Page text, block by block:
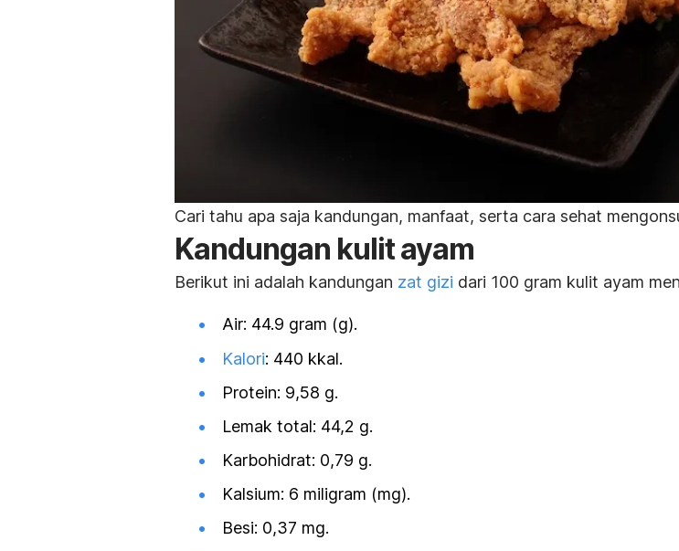
Cari tahu apa saja kandungan, manfaat, serta cara sehat
Kandungan kulit ayam
Berikut ini adalah kandungan zat gizi dari 100 gram kulit ayam
Air: 44.9 gram (g).
Kalori: 440 kkal.
Protein: 9,58 g.
Lemak total: 44,2 g.
Karbohidrat: 0,79 g.
Kalsium: 6 miligram (mg).
Besi: 0,37 mg.